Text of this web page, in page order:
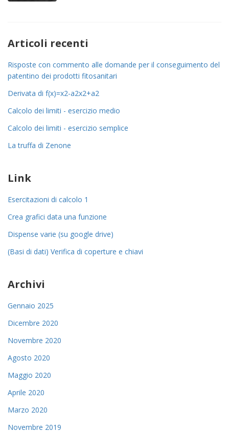
Articoli recenti
Risposte con commento alle domande per il conseguimento del
patentino dei prodotti fitosanitari
Derivata di f(x)=x2-a2x2+a2
Calcolo dei limiti - esercizio medio
Calcolo dei limiti - esercizio semplice
La truffa di Zenone
Link
Esercitazioni di calcolo 1
Crea grafici data una funzione
Dispense varie (su google drive)
(Basi di dati) Verifica di coperture e chiavi
Archivi
Gennaio 2025
Dicembre 2020
Novembre 2020
Agosto 2020
Maggio 2020
Aprile 2020
Marzo 2020
Novembre 2019